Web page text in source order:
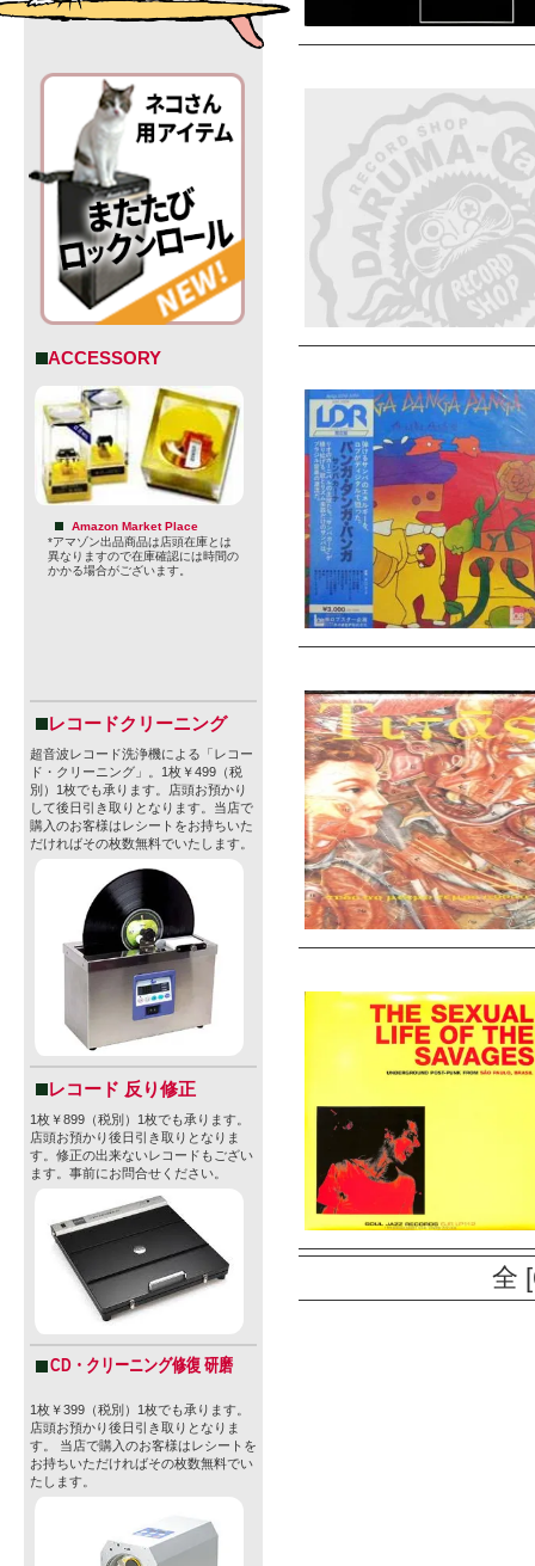
ACCESSORY
Amazon Market Place
*アマゾン出品商品は店頭在庫とは
異なりますので在庫確認には時間の
かかる場合がございます。
レコードクリーニング
超音波レコード洗浄機による「レコー
ド・クリーニング」。1枚￥499（税
別）1枚でも承ります。店頭お預かり
して後日引き取りとなります。当店で
購入のお客様はレシートをお持ちいた
だければその枚数無料でいたします。
レコード 反り修正
1枚￥899（税別）1枚でも承ります。
店頭お預かり後日引き取りとなりま
す。修正の出来ないレコードもござい
ます。事前にお問合せください。
CD・クリーニング修復 研磨
1枚￥399（税別）1枚でも承ります。
店頭お預かり後日引き取りとなりま
す。 当店で購入のお客様はレシートを
お持ちいただければその枚数無料でい
たします。
全